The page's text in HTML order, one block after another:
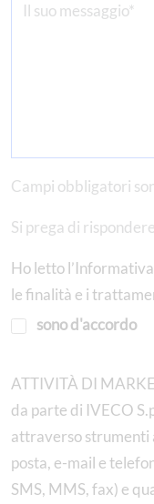
Campi obbligatori
Si prega di
Ho letto l’Informativa
le finalità e i
sono d'accordo
ATTIVITÀ DI
da parte di IVECO
attraverso strumenti
posta, e-mail e
SMS, MMS, fax) e